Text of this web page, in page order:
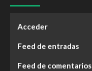
Acceder
Feed de entradas
Feed de comentarios